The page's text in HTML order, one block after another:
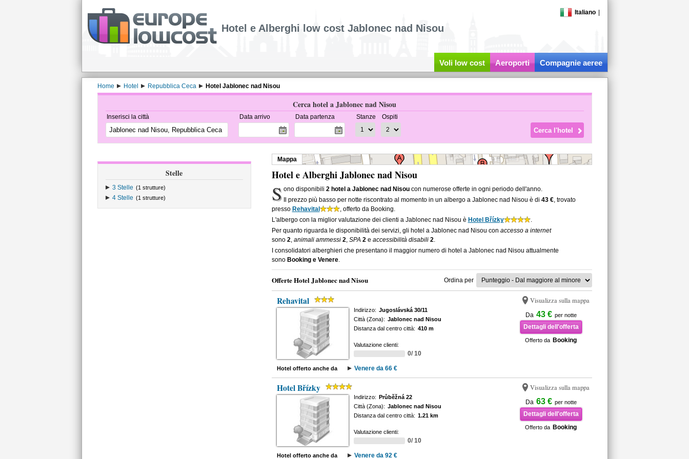
Italiano
Hotel e Alberghi low cost Jablonec nad Nisou
Voli low cost Aeroporti Compagnie aeree
Home Hotel Repubblica Ceca Hotel Jablonec nad Nisou
Cerca hotel a Jablonec nad Nisou
Inserisci la città Data arrivo Data partenza Stanze Ospiti
Stelle
3 Stelle (1 strutture)
4 Stelle (1 strutture)
Mappa
Hotel e Alberghi Jablonec nad Nisou
S ono disponibili2 hotel a Jablonec nad Nisou con numerose offerte in ogni periodo dell'anno.
Il prezzo più basso per notte riscontrato al momento in un albergo a Jablonec nad Nisou è di43 €, trovato
presso Rehavital
, offerto da Booking.
L'albergo con la miglior valutazione dei clienti a Jablonec nad Nisou è Hotel Břízky
.
Per quanto riguarda le disponibilità dei servizi, gli hotel a Jablonec nad Nisou con accesso a internet
sono 2, animali ammessi 2, SPA 2e accessibilità disabili 2.
I consolidatori alberghieri che presentano il maggior numero di hotel a Jablonec nad Nisou attualmente
sono Booking e Venere.
Offerte Hotel Jablonec nad Nisou Ordina per
Rehavital Visualizza sulla mappa
Da 43 € per notte
Dettagli dell'offerta
Offerto da Booking
Indirizzo: Jugoslávská 30/11
Città (Zona): Jablonec nad Nisou
Distanza dal centro città: 410 m
Valutazione clienti:
0/ 10
Hotel offerto anche da Venere da 66 €
Hotel Břízky Visualizza sulla mappa
Da 63 € per notte
Dettagli dell'offerta
Offerto da Booking
Indirizzo: Průběžná 22
Città (Zona): Jablonec nad Nisou
Distanza dal centro città: 1.21 km
Valutazione clienti:
0/ 10
Hotel offerto anche da Venere da 92 €